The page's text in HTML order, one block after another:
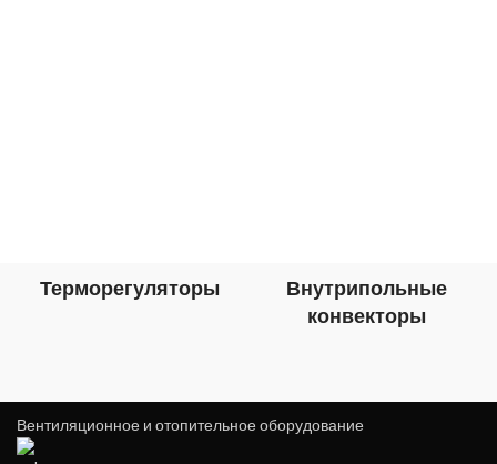
Терморегуляторы
Внутрипольные
конвекторы
Вентиляционное и отопительное оборудование